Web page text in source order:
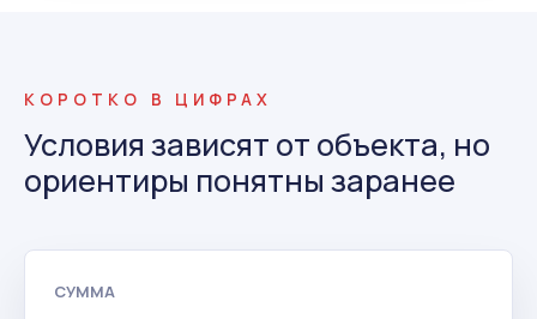
КОРОТКО В ЦИФРАХ
Условия зависят от объекта, но
ориентиры понятны заранее
СУММА